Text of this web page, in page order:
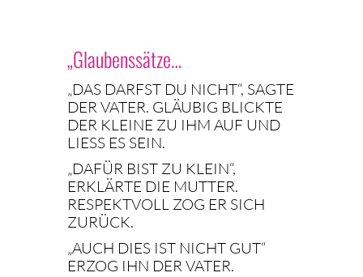
„Glaubenssätze…
„DAS DARFST DU NICHT“, SAGTE
DER VATER. GLÄUBIG BLICKTE
DER KLEINE ZU IHM AUF UND
LIESS ES SEIN.
„DAFÜR BIST ZU KLEIN“,
ERKLÄRTE DIE MUTTER.
RESPEKTVOLL ZOG ER SICH
ZURÜCK.
„AUCH DIES IST NICHT GUT“
ERZOG IHN DER VATER.